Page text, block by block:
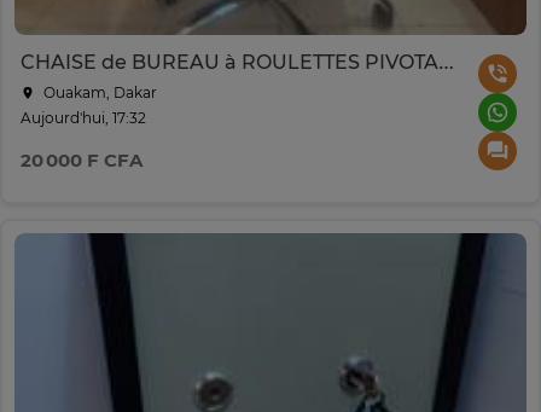
CHAISE de BUREAU à ROULETTES PIVOTANTE et INCLINABLE
Ouakam, Dakar
Aujourd'hui, 17:32
20 000 F CFA